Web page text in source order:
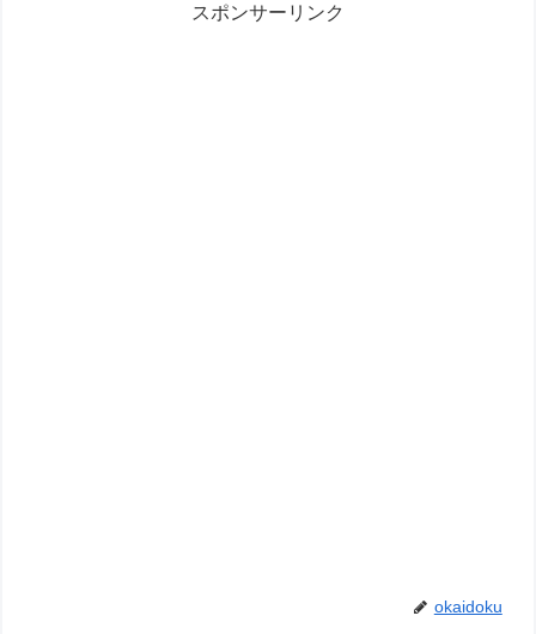
スポンサーリンク
okaidoku